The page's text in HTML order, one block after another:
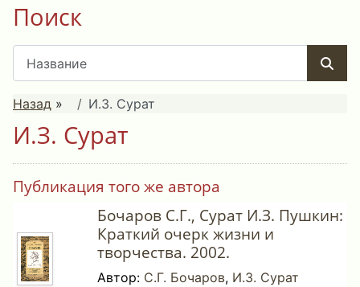
Поиск
Назад » И.З. Сурат
И.З. Сурат
Публикация того же автора
Бочаров С.Г., Сурат И.З. Пушкин:
Краткий очерк жизни и
творчества. 2002.
Автор: С.Г. Бочаров, И.З. Сурат